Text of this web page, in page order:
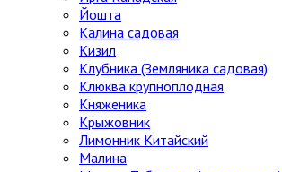
Йошта
Калина садовая
Кизил
Клубника (Земляника садовая)
Клюква крупноплодная
Княженика
Крыжовник
Лимонник Китайский
Малина